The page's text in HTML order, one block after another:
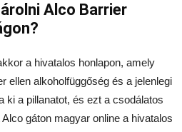
Alco Barrier
a hivatalos honlapon, amely
ellen alkoholfüggőség és a jelenlegi
ki a pillanatot, és ezt a csodálatos
gáton magyar online a hivatalos